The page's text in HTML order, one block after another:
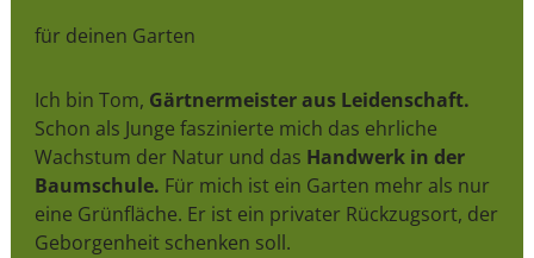
für deinen Garten
Ich bin Tom, Gärtnermeister aus Leidenschaft.
Schon als Junge faszinierte mich das ehrliche
Wachstum der Natur und das Handwerk in der
Baumschule. Für mich ist ein Garten mehr als nur
eine Grünfläche. Er ist ein privater Rückzugsort, der
Geborgenheit schenken soll.